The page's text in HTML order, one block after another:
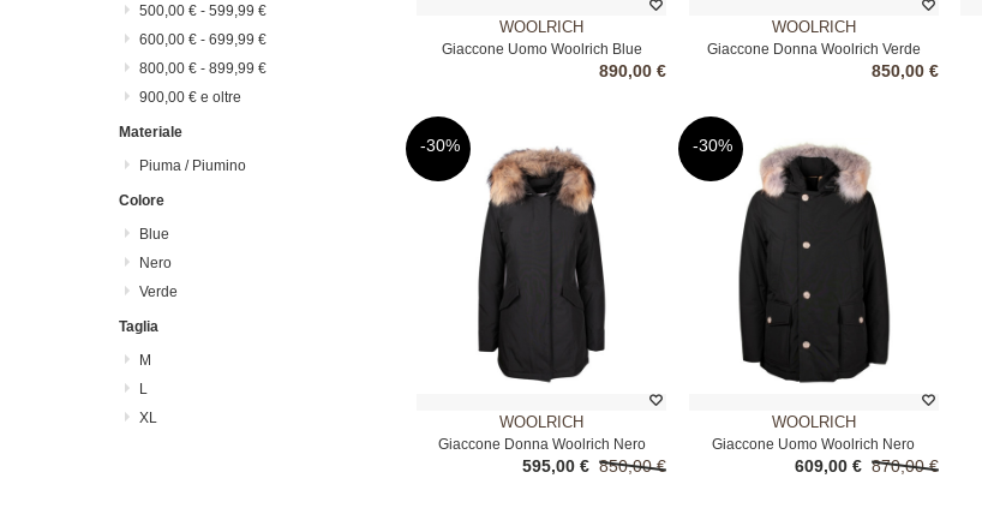
WOOLRICH
Giaccone Uomo Woolrich Blue
890,00 €
WOOLRICH
Giaccone Donna Woolrich Verde
850,00 €
-30%
WOOLRICH
Giaccone Donna Woolrich Nero
850,00 €
595,00 €
-30%
WOOLRICH
Giaccone Uomo Woolrich Nero
870,00 €
609,00 €
500,00 € - 599,99 €
600,00 € - 699,99 €
800,00 € - 899,99 €
900,00 € e oltre
Materiale
Piuma / Piumino
Colore
Blue
Nero
Verde
Taglia
M
L
XL